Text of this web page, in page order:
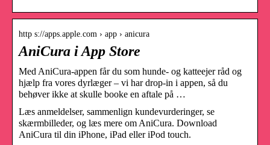
http s://apps.apple.com › app › anicura
AniCura i App Store
Med AniCura-appen får du som hunde- og katteejer råd og
hjælp fra vores dyrlæger – vi har drop-in i appen, så du
behøver ikke at skulle booke en aftale på …
Læs anmeldelser, sammenlign kundevurderinger, se
skærmbilleder, og læs mere om AniCura. Download
AniCura til din iPhone, iPad eller iPod touch.